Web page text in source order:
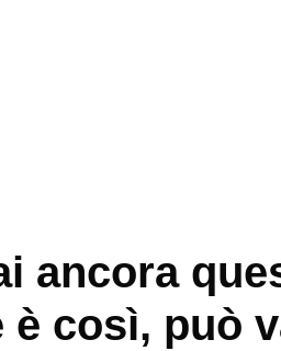
ancora
è così, può